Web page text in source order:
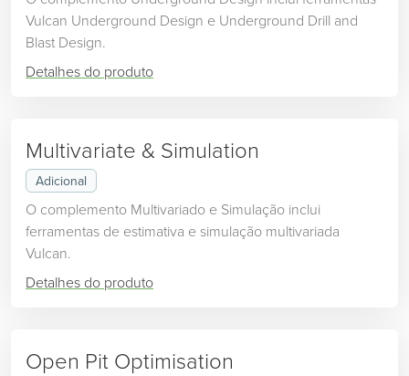
Vulcan Underground Design e Underground Drill and
Blast Design.
Detalhes do produto
Multivariate & Simulation
Adicional
O complemento Multivariado e Simulação inclui
ferramentas de estimativa e simulação multivariada
Vulcan.
Detalhes do produto
Open Pit Optimisation